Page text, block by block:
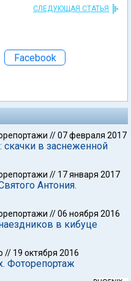
СЛЕДУЮЩАЯ СТАТЬЯ
Facebook
//07 февраля 2017
в заснеженной
// 17 января 2017
Антония.
//06 ноября 2016
в кибуце
// 19 октября 2016
Фоторепортаж